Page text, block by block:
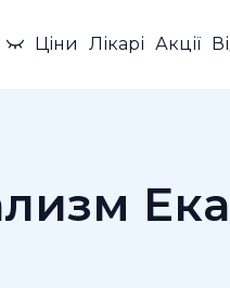
Ціни Лікарі Акції